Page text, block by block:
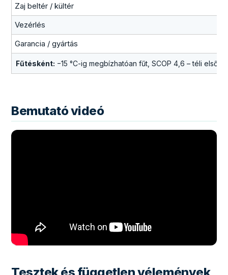
Zaj beltér / kültér
Vezérlés
Garancia / gyártás
Fűtésként: −15 °C-ig megbízhatóan fűt, SCOP 4,6 – téli
Bemutató videó
Tesztek és független vélemények